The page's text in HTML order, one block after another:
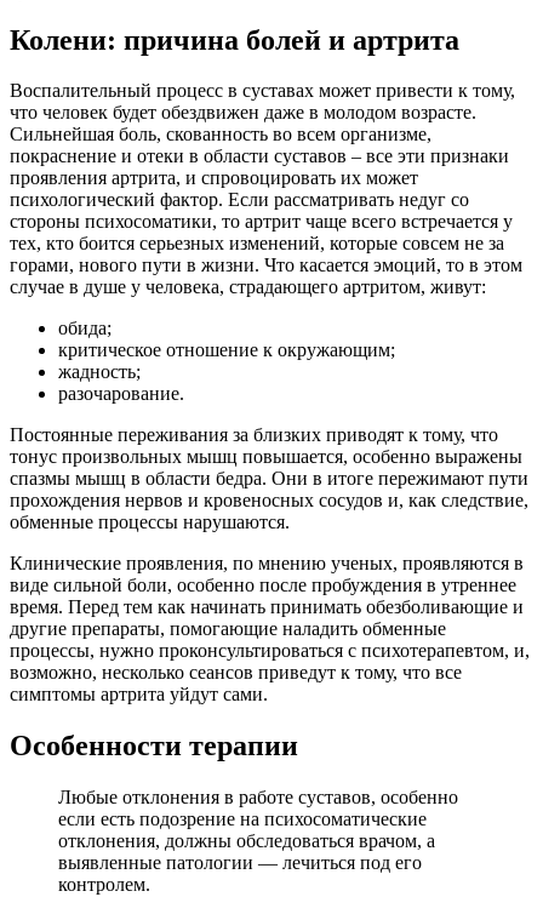
Колени: причина болей и артрита
Воспалительный процесс в суставах может привести к тому,
что человек будет обездвижен даже в молодом возрасте.
Сильнейшая боль, скованность во всем организме,
покраснение и отеки в области суставов – все эти признаки
проявления артрита, и спровоцировать их может
психологический фактор. Если рассматривать недуг со
стороны психосоматики, то артрит чаще всего встречается у
тех, кто боится серьезных изменений, которые совсем не за
горами, нового пути в жизни. Что касается эмоций, то в этом
случае в душе у человека, страдающего артритом, живут:
обида;
критическое отношение к окружающим;
жадность;
разочарование.
Постоянные переживания за близких приводят к тому, что
тонус произвольных мышц повышается, особенно выражены
спазмы мышц в области бедра. Они в итоге пережимают пути
прохождения нервов и кровеносных сосудов и, как следствие,
обменные процессы нарушаются.
Клинические проявления, по мнению ученых, проявляются в
виде сильной боли, особенно после пробуждения в утреннее
время. Перед тем как начинать принимать обезболивающие и
другие препараты, помогающие наладить обменные
процессы, нужно проконсультироваться с психотерапевтом, и,
возможно, несколько сеансов приведут к тому, что все
симптомы артрита уйдут сами.
Особенности терапии
Любые отклонения в работе суставов, особенно
если есть подозрение на психосоматические
отклонения, должны обследоваться врачом, а
выявленные патологии — лечиться под его
контролем.